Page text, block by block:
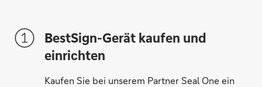
BestSign-Gerät kaufen und
einrichten
Kaufen Sie bei unserem Partner Seal One ein